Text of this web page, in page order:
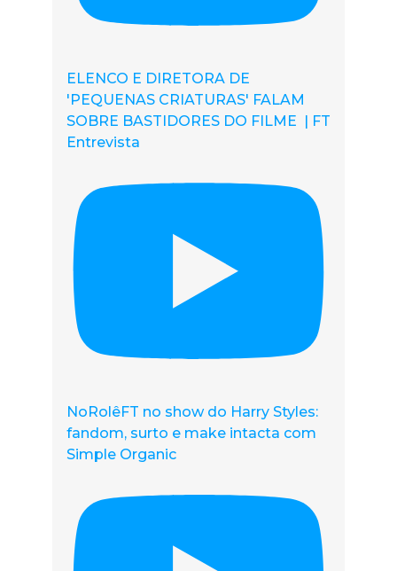
ELENCO E DIRETORA DE
'PEQUENAS CRIATURAS' FALAM
SOBRE BASTIDORES DO FILME | FT
Entrevista
NoRolêFT no show do Harry Styles:
fandom, surto e make intacta com
Simple Organic